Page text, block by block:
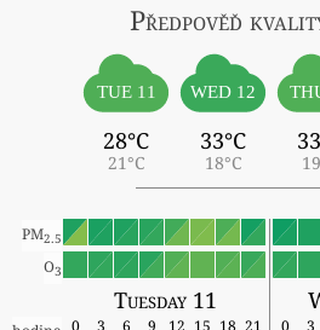
Předpověď
TUE 11
28°C
21°C
WED 12
33°C
18°C
PM2.5
O3
Tuesday 11